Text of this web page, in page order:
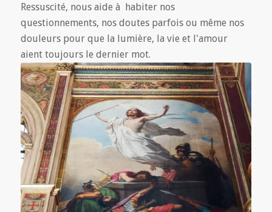
Ressuscité, nous aide à habiter nos
questionnements, nos doutes parfois ou même nos
douleurs pour que la lumière, la vie et l'amour
aient toujours le dernier mot.